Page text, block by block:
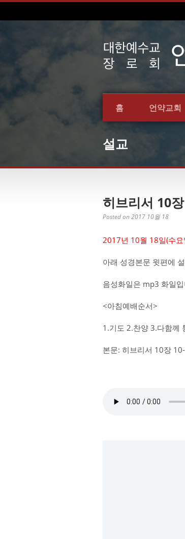
홈 언약교회
설교
히브리서 10
Posted on 2017 10월 18
2017년 10월 18일(수요
아래 성경본문 윗편에
음성화일은 mp3 화일
<아침예배순서>
1.기도 2.찬양 3.다함께
본문: 히브리서 10장